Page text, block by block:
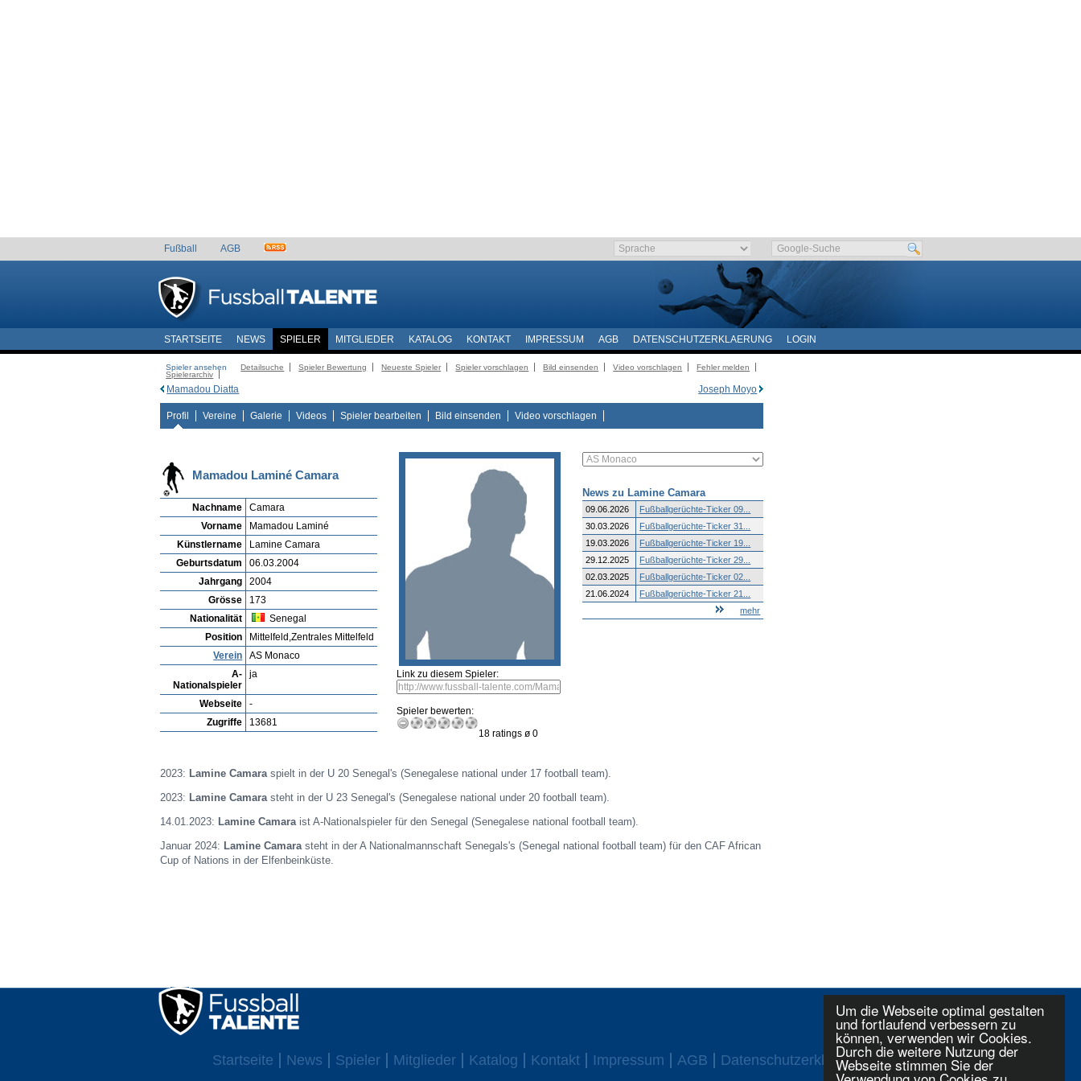
Um die Webseite optimal gestalten
und fortlaufend verbessern zu
können, verwenden wir Cookies.
Durch die weitere Nutzung der
Webseite stimmen Sie der
Fußball AGB
STARTSEITE NEWS SPIELER MITGLIEDER KATALOG KONTAKT IMPRESSUM AGB DATENSCHUTZERKLAERUNG LOGIN
Spieler ansehen Detailsuche Spieler Bewertung Neueste Spieler Spieler vorschlagen Bild einsenden Video vorschlagen
Fehler melden
Spielerarchiv
Joseph Moyo
Mamadou Diatta
Profil Vereine Galerie Videos Spieler bearbeiten Bild einsenden Video vorschlagen
Mamadou Laminé Camara
Nachname
Camara
Vorname
Mamadou Laminé
Künstlername
Lamine Camara
Geburtsdatum
06.03.2004
Jahrgang
2004
Grösse
173
Nationalität
Senegal
Position
Mittelfeld,Zentrales Mittelfeld
Verein
AS Monaco
A-
Nationalspieler
ja
Webseite
-
Zugriffe
13681
Link zu diesem Spieler:
Spieler bewerten:
18 ratings ø 0
News zu Lamine Camara
09.06.2026
Fußballgerüchte-Ticker 09...
30.03.2026
Fußballgerüchte-Ticker 31...
19.03.2026
Fußballgerüchte-Ticker 19...
29.12.2025
Fußballgerüchte-Ticker 29...
02.03.2025
Fußballgerüchte-Ticker 02...
21.06.2024
Fußballgerüchte-Ticker 21...
mehr
2023: Lamine Camaraspielt in der U 20 Senegal's (Senegalese national under 17 football team).
2023: Lamine Camarasteht in der U 23 Senegal's (Senegalese national under 20 football team).
14.01.2023: Lamine Camara ist A-Nationalspieler für den Senegal (Senegalese national football team).
Januar 2024: Lamine Camarasteht in der A Nationalmannschaft Senegals's (Senegal national football team) für den CAF African
Cup of Nations in der Elfenbeinküste.
Startseite News Spieler Mitglieder Katalog Kontakt Impressum AGB Datenschutzerklaerung Login